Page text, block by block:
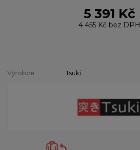
5 391 Kč
4 455 Kč bez DPH
Výrobce Tsuki